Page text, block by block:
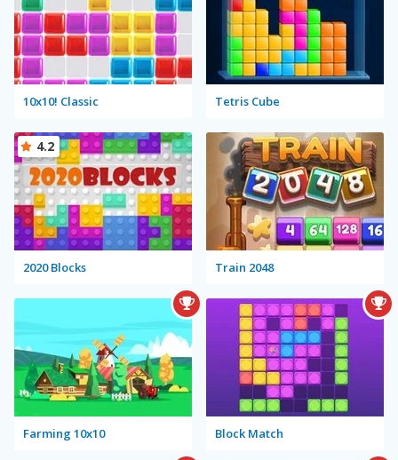
10x10! Classic Tetris Cube
2020 Blocks
4.2
Train 2048
Farming 10x10 Block Match